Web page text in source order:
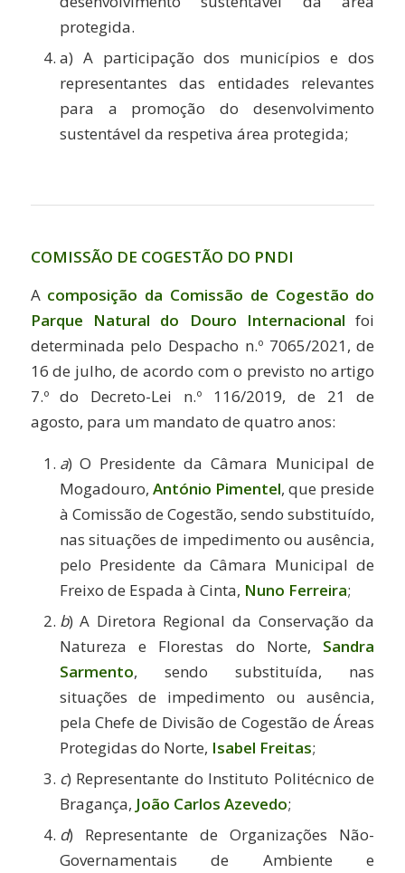
protegida.
a) A participação dos municípios e dos
representantes das entidades relevantes
para a promoção do desenvolvimento
sustentável da respetiva área protegida;
COMISSÃO DE COGESTÃO DO PNDI
A composição da Comissão de Cogestão do
Parque Natural do Douro Internacional foi
determinada pelo Despacho n.º 7065/2021, de
16 de julho, de acordo com o previsto no artigo
7.º do Decreto-Lei n.º 116/2019, de 21 de
agosto, para um mandato de quatro anos:
a) O Presidente da Câmara Municipal de
Mogadouro, António Pimentel, que preside
à Comissão de Cogestão, sendo substituído,
nas situações de impedimento ou ausência,
pelo Presidente da Câmara Municipal de
Freixo de Espada à Cinta, Nuno Ferreira;
b) A Diretora Regional da Conservação da
Natureza e Florestas do Norte, Sandra
Sarmento, sendo substituída, nas
situações de impedimento ou ausência,
pela Chefe de Divisão de Cogestão de Áreas
Protegidas do Norte, Isabel Freitas;
c) Representante do Instituto Politécnico de
Bragança, João Carlos Azevedo;
d) Representante de Organizações Não-
Governamentais de Ambiente e